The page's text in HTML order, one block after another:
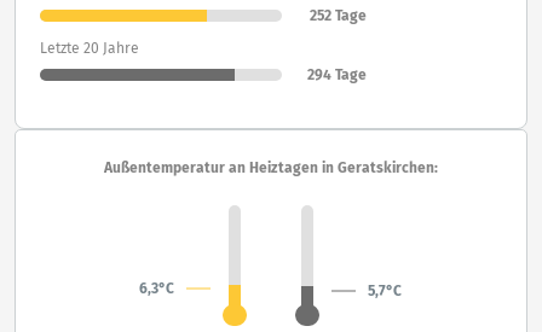
252 Tage
Letzte 20 Jahre
294 Tage
Außentemperatur an Heiztagen in Geratskirchen:
6,3°C 5,7°C